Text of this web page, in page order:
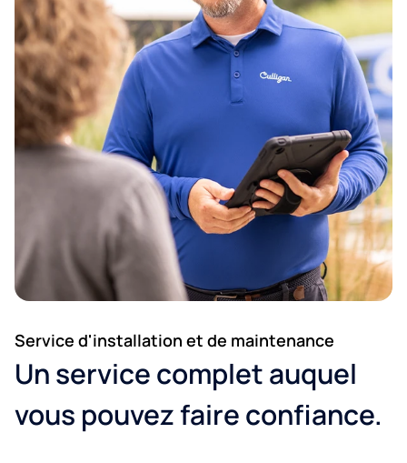
Code postal*
Ville:*
E-mail
Service d'installation et de maintenance
Un service complet auquel
vous pouvez faire confiance.